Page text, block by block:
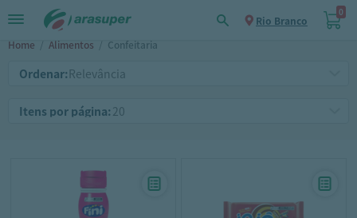
Rio Branco
0
Home / Alimentos / Confeitaria
Ordenar:
Itens por página: